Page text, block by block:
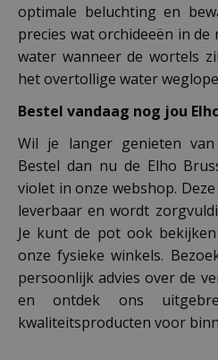
optimale beluchting en
precies wat orchideeën in de
water wanneer de wortels
het overtollige water
Bestel vandaag nog jou
Wil je langer genieten
Bestel dan nu de Elho
violet in onze webshop.
leverbaar en wordt
Je kunt de pot ook
onze fysieke winkels.
persoonlijk advies over de
en ontdek ons
kwaliteitsproducten voor